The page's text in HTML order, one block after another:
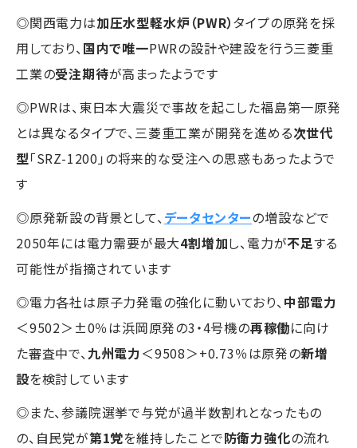
◎関西電力は加圧水型軽水炉（PWR）タイプの原発を採
用しており、国内で唯一PWRの設計や建設を行う三菱重
工業の受注期待が高まったようです
◎PWRは、東日本大震災で事故を起こした福島第一原発
とは異なるタイプで、三菱重工業が開発を進める次世代
型「SRZ-1200」の将来的な受注への思惑もあったようで
す
◎原発新設の背景として、データセンターの増設などで
2050年には電力需要が最大4割増加し、電力が不足する
可能性が指摘されています
◎電力各社は原子力発電の強化に動いており、中部電力
＜9502＞±0％は浜岡原発の3・4号機の再稼働に向け
た審査中で、九州電力＜9508＞+0.73％は原発の新増
設を検討しています
◎また、参議院選挙で与党が過半数割れとなったもの
の、自民党が第1党を維持したことで防衛力強化の流れ